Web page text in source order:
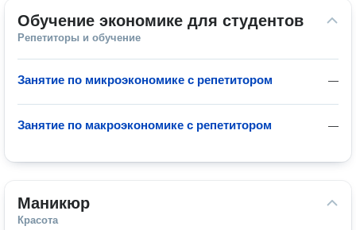
Обучение экономике для студентов
Репетиторы и обучение
—
Занятие по микроэкономике с репетитором
—
Занятие по макроэкономике с репетитором
Маникюр
Красота